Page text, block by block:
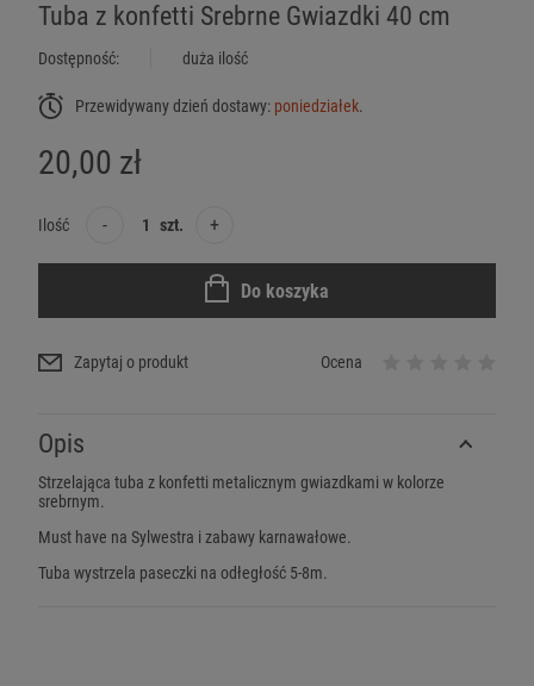
Tuba z konfetti Srebrne Gwiazdki 40 cm
Dostępność: duża ilość
Przewidywany dzień dostawy: poniedziałek.
20,00 zł
Ilość - szt. +
Do koszyka
Zapytaj o produkt Ocena
Opis
Strzelająca tuba z konfetti metalicznym gwiazdkami w kolorze
srebrnym.
Must have na Sylwestra i zabawy karnawałowe.
Tuba wystrzela paseczki na odłegłość 5-8m.